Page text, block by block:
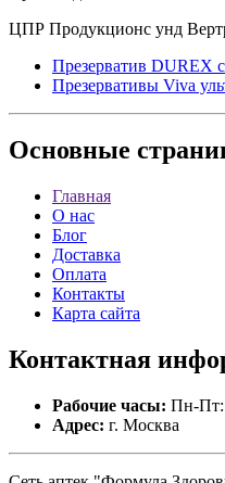
ЦПР Продукционс унд
Презерватив DUREX
Презервативы Viva
Основные
Главная
О нас
Блог
Доставка
Оплата
Контакты
Карта сайта
Контактная
Рабочие часы: Пн-Пт:
Адрес: г. Москва